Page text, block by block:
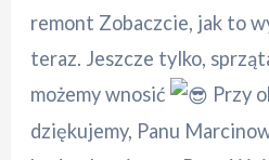
remont Zobaczcie, jak to
teraz. Jeszcze tylko,
możemy wnosić
Przy
dziękujemy, Panu